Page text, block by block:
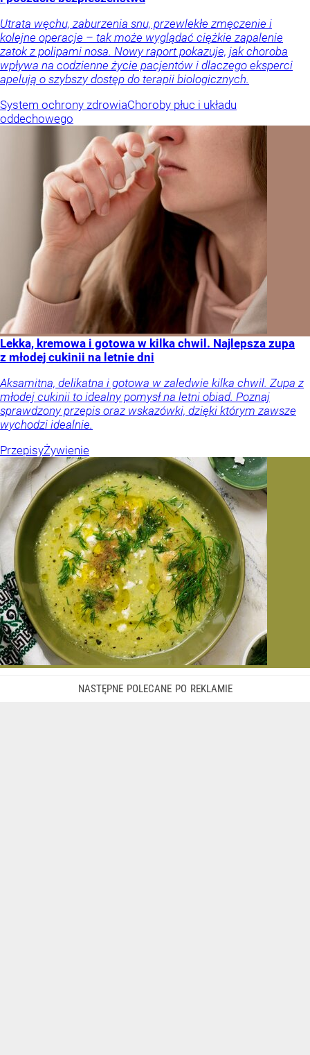
Utrata węchu, zaburzenia snu, przewlekłe zmęczenie i
kolejne operacje – tak może wyglądać ciężkie zapalenie
zatok z polipami nosa. Nowy raport pokazuje, jak choroba
wpływa na codzienne życie pacjentów i dlaczego eksperci
apelują o szybszy dostęp do terapii biologicznych.
System ochrony zdrowiaChoroby płuc i układu
oddechowego
Lekka, kremowa i gotowa w kilka chwil. Najlepsza zupa
z młodej cukinii na letnie dni
Aksamitna, delikatna i gotowa w zaledwie kilka chwil. Zupa z
młodej cukinii to idealny pomysł na letni obiad. Poznaj
sprawdzony przepis oraz wskazówki, dzięki którym zawsze
wychodzi idealnie.
PrzepisyŻywienie